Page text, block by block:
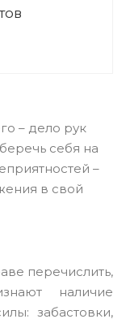
– дело рук
себя на
–
в свой
перечислить,
наличие
забастовки,